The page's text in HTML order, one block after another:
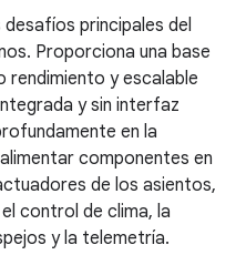
principales del
Proporciona una base
y escalable
y sin interfaz
en la
componentes en
de los asientos,
control de clima, la
y la telemetría.